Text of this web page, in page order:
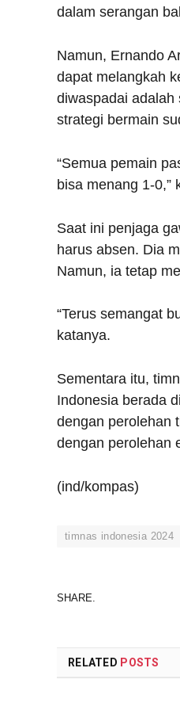
dalam serangan
Namun, Ernando
dapat melangkah
diwaspadai adalah
strategi bermain
“Semua pemain
bisa menang 1-0,”
Saat ini penjaga
harus absen. Dia
Namun, ia tetap
“Terus semangat
katanya.
Sementara itu,
Indonesia berada
dengan perolehan
dengan perolehan
(ind/kompas)
timnas indonesia 2024
SHARE.
RELATED POSTS